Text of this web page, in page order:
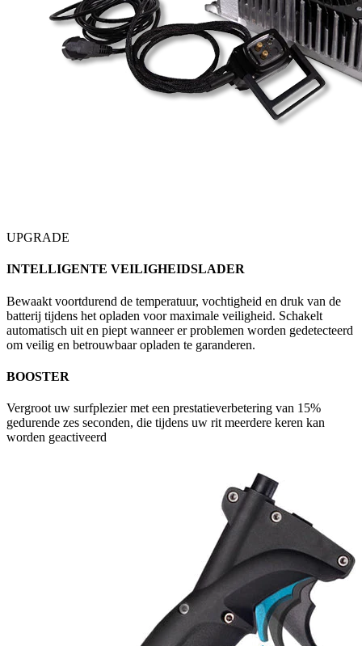
UPGRADE
INTELLIGENTE VEILIGHEIDSLADER
Bewaakt voortdurend de temperatuur, vochtigheid en druk van de
batterij tijdens het opladen voor maximale veiligheid. Schakelt
automatisch uit en piept wanneer er problemen worden gedetecteerd
om veilig en betrouwbaar opladen te garanderen.
BOOSTER
Vergroot uw surfplezier met een prestatieverbetering van 15%
gedurende zes seconden, die tijdens uw rit meerdere keren kan
worden geactiveerd